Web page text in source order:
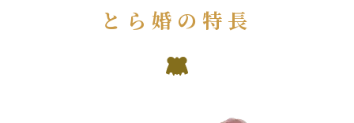
とら婚の特長